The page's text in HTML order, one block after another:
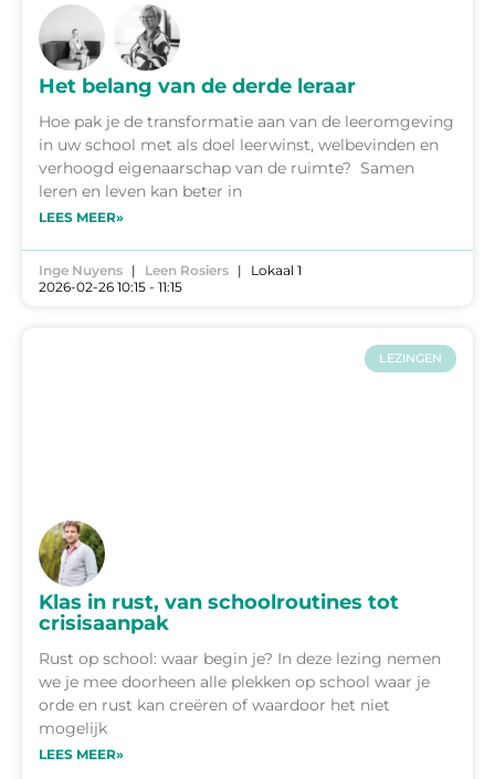
Het belang van de derde leraar
Hoe pak je de transformatie aan van de leeromgeving
in uw school met als doel leerwinst, welbevinden en
verhoogd eigenaarschap van de ruimte? Samen
leren en leven kan beter in
LEES MEER»
Inge Nuyens Leen Rosiers
Lokaal 1
2026-02-26 10:15 - 11:15
LEZINGEN
Klas in rust, van schoolroutines tot
crisisaanpak
Rust op school: waar begin je? In deze lezing nemen
we je mee doorheen alle plekken op school waar je
orde en rust kan creëren of waardoor het niet
mogelijk
LEES MEER»